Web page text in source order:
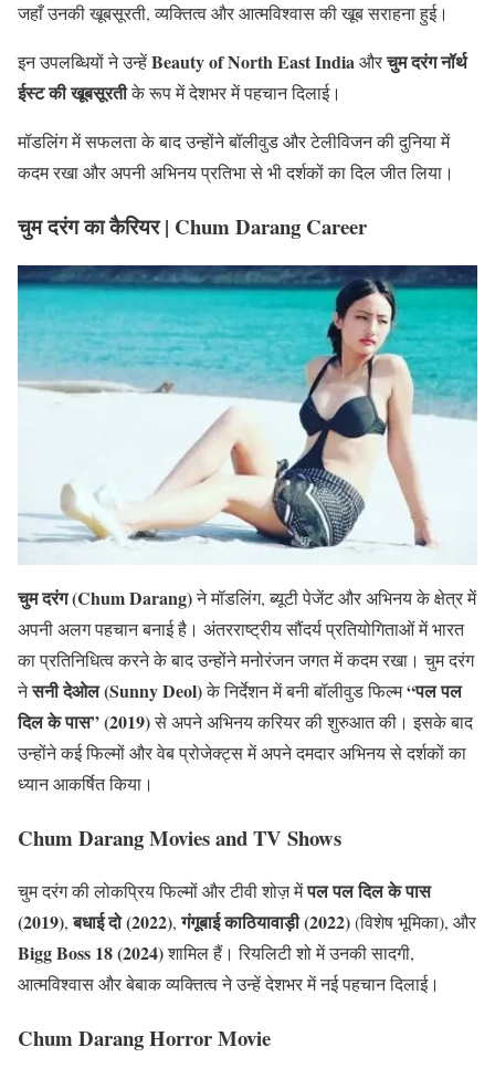
जहाँ उनकी खूबसूरती, व्यक्तित्व और आत्मविश्वास की खूब सराहना हुई।
इन उपलब्धियों ने उन्हेंBeauty of North East Indiaऔरचुम दरंग नॉर्थ
ईस्ट की खूबसूरतीके रूप में देशभर में पहचान दिलाई।
मॉडलिंग में सफलता के बाद उन्होंने बॉलीवुड और टेलीविजन की दुनिया में
कदम रखा और अपनी अभिनय प्रतिभा से भी दर्शकों का दिल जीत लिया।
चुम दरंग का कैरियर | Chum Darang Career
चुम दरंग (Chum Darang)ने मॉडलिंग, ब्यूटी पेजेंट और अभिनय के क्षेत्र में
अपनी अलग पहचान बनाई है। अंतरराष्ट्रीय सौंदर्य प्रतियोगिताओं में भारत
का प्रतिनिधित्व करने के बाद उन्होंने मनोरंजन जगत में कदम रखा। चुम दरंग
नेसनी देओल (Sunny Deol)के निर्देशन में बनी बॉलीवुड फिल्म“पल पल
दिल के पास” (2019)से अपने अभिनय करियर की शुरुआत की। इसके बाद
उन्होंने कई फिल्मों और वेब प्रोजेक्ट्स में अपने दमदार अभिनय से दर्शकों का
ध्यान आकर्षित किया।
Chum Darang Movies and TV Shows
चुम दरंग की लोकप्रिय फिल्मों और टीवी शोज़ मेंपल पल दिल के पास
(2019),बधाई दो (2022),गंगूबाई काठियावाड़ी (2022)(विशेष भूमिका), और
Bigg Boss 18 (2024)शामिल हैं। रियलिटी शो में उनकी सादगी,
आत्मविश्वास और बेबाक व्यक्तित्व ने उन्हें देशभर में नई पहचान दिलाई।
Chum Darang Horror Movie